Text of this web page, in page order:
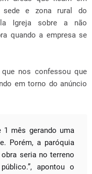
sede e zona rural do
Igreja sobre a não
quando a empresa se
nos confessou que
em torno do anúncio
1 mês gerando uma
Porém, a paróquia
seria no terreno
apontou o